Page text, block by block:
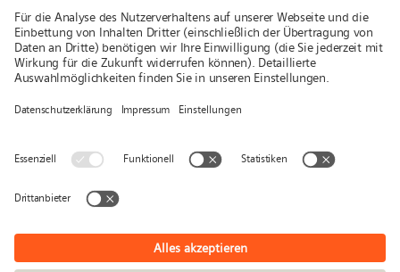
Medien
Aktuelles
Folgen Sie uns
© Siemens Stiftung 2026